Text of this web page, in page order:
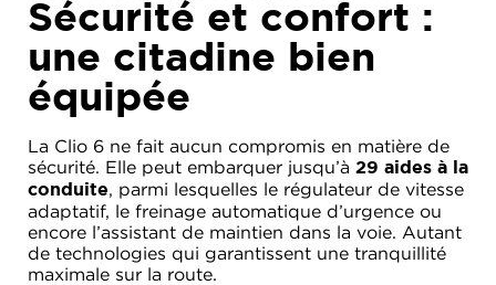
Sécurité et confort :
une citadine bien
équipée
La Clio 6 ne fait aucun compromis en matière de
sécurité. Elle peut embarquer jusqu’à 29 aides à la
conduite, parmi lesquelles le régulateur de vitesse
adaptatif, le freinage automatique d’urgence ou
encore l’assistant de maintien dans la voie. Autant
de technologies qui garantissent une tranquillité
maximale sur la route.